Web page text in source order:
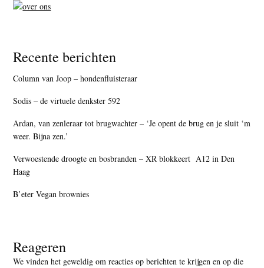
Recente berichten
Column van Joop – hondenfluisteraar
Sodis – de virtuele denkster 592
Ardan, van zenleraar tot brugwachter – ‘Je opent de brug en je sluit ‘m
weer. Bijna zen.’
Verwoestende droogte en bosbranden – XR blokkeert A12 in Den
Haag
B’eter Vegan brownies
Reageren
We vinden het geweldig om reacties op berichten te krijgen en op die